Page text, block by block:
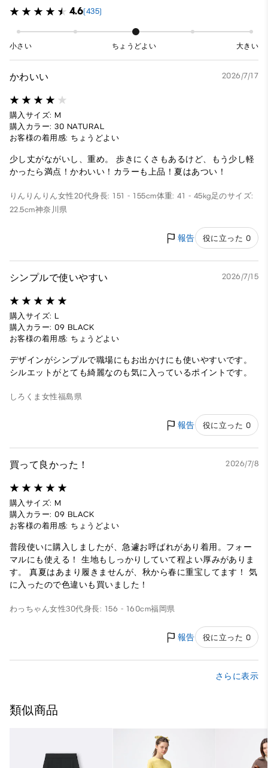
4.6(435)
小さい ちょうどよい 大きい
かわいい 2026/7/17
購入サイズ: M
購入カラー: 30 NATURAL
お客様の着用感: ちょうどよい
少し丈がながいし、重め。 歩きにくさもあるけど、もう少し軽
かったら満点！かわいい！カラーも上品！夏はあつい！
りんりんりん女性20代身長: 151 - 155cm体重: 41 - 45kg足のサイズ:
22.5cm神奈川県
報告 役に立った 0
シンプルで使いやすい 2026/7/15
購入サイズ: L
購入カラー: 09 BLACK
お客様の着用感: ちょうどよい
デザインがシンプルで職場にもお出かけにも使いやすいです。
シルエットがとても綺麗なのも気に入っているポイントです。
しろくま 女性福島県
報告 役に立った 0
買って良かった！ 2026/7/8
購入サイズ: M
購入カラー: 09 BLACK
お客様の着用感: ちょうどよい
普段使いに購入しましたが、急遽お呼ばれがあり着用。フォー
マルにも使える！ 生地もしっかりしていて程よい厚みがありま
す。 真夏はあまり履きませんが、秋から春に重宝してます！ 気
に入ったので色違いも買いました！
わっちゃん女性30代身長: 156 - 160cm福岡県
報告 役に立った 0
さらに表示
類似商品